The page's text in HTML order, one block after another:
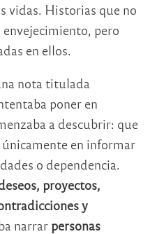
vidas. Historias que no
envejecimiento, pero
en ellos.
nota titulada
poner en
a descubrir: que
en informar
o dependencia.
proyectos,
y
narrar personas